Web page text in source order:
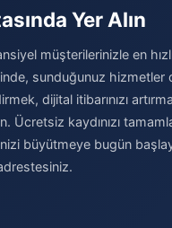
Yer Alın
müşterilerinizle en
sunduğunuz hizmetler
dijital itibarınızı
kaydınızı
büyütmeye bugün